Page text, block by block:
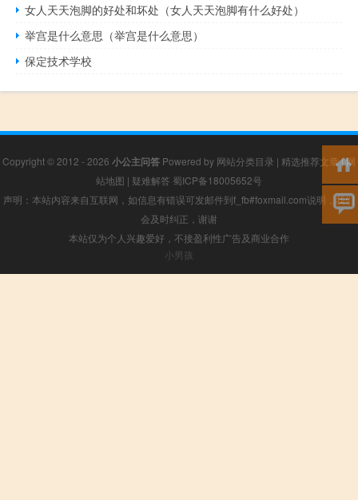
女人天天泡脚的好处和坏处（女人天天泡脚有什么好处）
举宫是什么意思（举宫是什么意思）
保定技术学校
Copyright © 2012 - 2026 小公主问答 Powered by 网站分类目录 | 精选推荐文章|网
站地图 | 疑难解答 蜀ICP备18005652号
声明：本站内容来自互联网，如信息有错误可发邮件到f_fb#foxmail.com说明，我们
会及时纠正，谢谢
本站仅为个人兴趣爱好，不接盈利性广告及商业合作
小男孩